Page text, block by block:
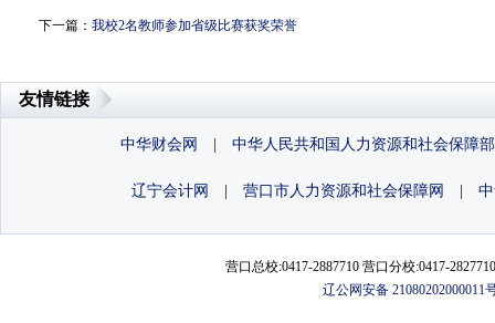
下一篇： 我校2名教师参加省级比赛获奖荣誉
友情链接
中华财会网 中华人民共和国人力资源和社会保障部
辽宁会计网 |营口市人力资源和社会保障网 |
营口总校:0417-2887710 营口分校:0417-
辽公网安备 21080202000011